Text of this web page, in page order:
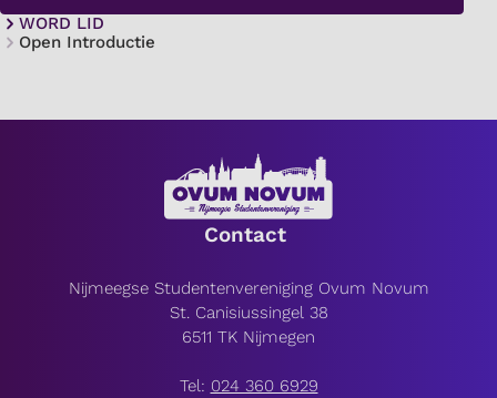
WORD LID
Open Introductie
Contact
Nijmeegse Studentenvereniging Ovum Novum
St. Canisiussingel 38
6511 TK Nijmegen
Tel: 024 360 6929